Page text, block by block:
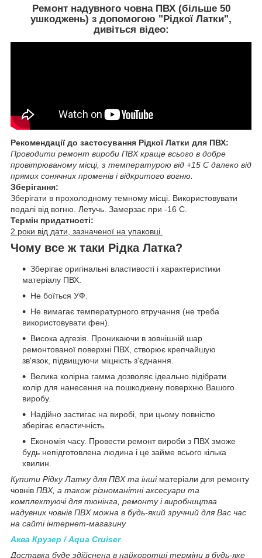
Ремонт надувного човна ПВХ (більше 50
ушкоджень) з допомогою "Рідкої Латки",
дивіться відео:
Рекомендації до застосування Рідкої Латки для ПВХ:
Проводити ремонт вироби ПВХ краще всього в добре
провітрюваному місці, з температурою від +15 C далеко від
прямих сонячних променів і відкритого вогню.
Зберігання:
Зберігати в прохолодному темному місці. Використовувати
подалі від вогню. Летучь. Замерзає при -16 C.
Термін придатності:
2 роки від дати, зазначеної на упаковці.
Чому все ж таки Рідка Латка?
Зберігає оригінальні властивості і характеристики
матеріалу ПВХ.
Не боїться УФ.
Не вимагає температурного втручання (не треба
використовувати фен).
Висока адгезія. Проникаючи в зовнішній шар
ремонтованої поверхні ПВХ, створює крепчайшую
зв'язок, підвищуючи міцність з'єднання.
Велика колірна гамма дозволяє ідеально підібрати
колір для нанесення на пошкоджену поверхню Вашого
виробу.
Надійно застигає на виробі, при цьому повністю
зберігає еластичність.
Економія часу. Провести ремонт вироби з ПВХ зможе
будь непідготовлена людина і це займе всього кілька
хвилин.
Купити Рідку Латку для ПВХ та інші матеріали для ремонту
човнів ПВХ, а також різноманітні аксесуари та
комплектуючі для тюнінга, ремонту і виробництва
надувних човнів ПВХ можна в будь-який зручний для Вас час
на сайті інтернет-магазину
Аква Крузер / Aqua Cruiser
Доставка буде здійснена в найкоротші терміни в будь-яке